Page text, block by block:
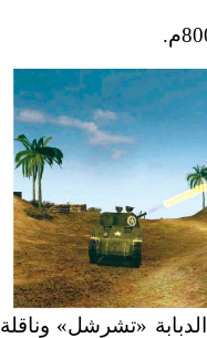
«تشرشل» وناقلة